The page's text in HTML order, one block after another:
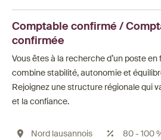
Comptable confirmé /
confirmée
Vous êtes à la recherche d’un poste en
combine stabilité, autonomie et
Rejoignez une structure régionale qui
et la confiance.
Nord lausannois 80 - 100